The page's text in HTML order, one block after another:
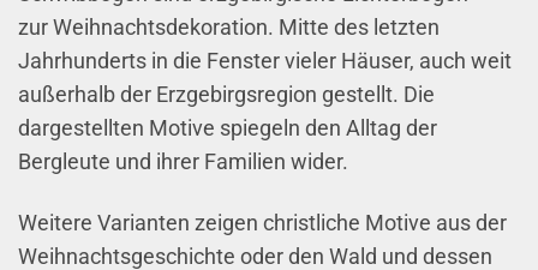
zur Weihnachtsdekoration. Mitte des letzten
Jahrhunderts in die Fenster vieler Häuser, auch weit
außerhalb der Erzgebirgsregion gestellt. Die
dargestellten Motive spiegeln den Alltag der
Bergleute und ihrer Familien wider.
Weitere Varianten zeigen christliche Motive aus der
Weihnachtsgeschichte oder den Wald und dessen